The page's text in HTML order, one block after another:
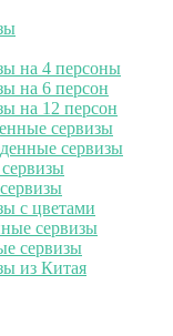
на 4 персоны
на 6 персон
на 12 персон
сервизы
сервизы
с цветами
сервизы
сервизы
из Китая